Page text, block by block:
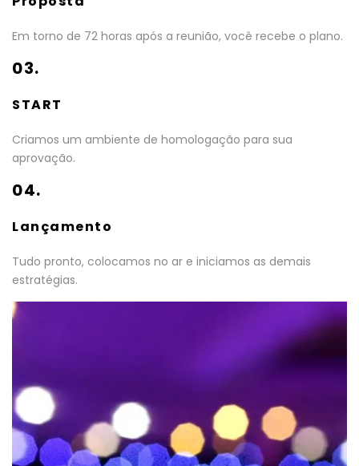
Em torno de 72 horas após a reunião, você recebe o plano.
03.
START
Criamos um ambiente de homologação para sua
aprovação.
04.
Lançamento
Tudo pronto, colocamos no ar e iniciamos as demais
estratégias.